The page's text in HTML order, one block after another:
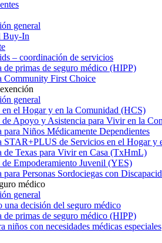
general
Buy-In
– coordinación de servicios
de primas de seguro médico (HIPP)
Community First Choice
general
en el Hogar y en la Comunidad (HCS)
de Apoyo y Asistencia para Vivir en la
para Niños Médicamente Dependientes
STAR+PLUS de Servicios en el Hogar y
de Texas para Vivir en Casa (TxHmL)
de Empoderamiento Juvenil (YES)
para Personas Sordociegas con
médico
general
una decisión del seguro médico
de primas de seguro médico (HIPP)
niños con necesidades médicas especiales